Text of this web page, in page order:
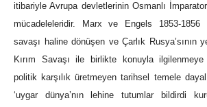
itibariyle Avrupa devletlerinin Osmanlı
mücadeleleridir. Marx ve Engels 1853-1856
savaşı haline dönüşen ve Çarlık Rusya’sının
Kırım Savaşı ile birlikte konuyla
politik karşılık üretmeyen tarihsel temele
‘uygar dünya’nın lehine tutumlar bildirdi